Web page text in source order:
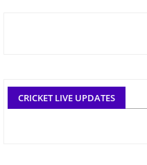
CRICKET LIVE UPDATES